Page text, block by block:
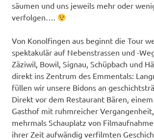
säumen und uns jeweils mehr oder
verfolgen….
Von Konolfingen aus beginnt die Tour
spektakulär auf Nebenstrassen und -
Zäziwil, Bowil, Signau, Schüpbach und
direkt ins Zentrum des Emmentals:
füllen wir unsere Bidons an
Direkt vor dem Restaurant Bären,
Gasthof mit ruhmreicher
mehrmals Schauplatz von
ihrer Zeit aufwändig verfilmten